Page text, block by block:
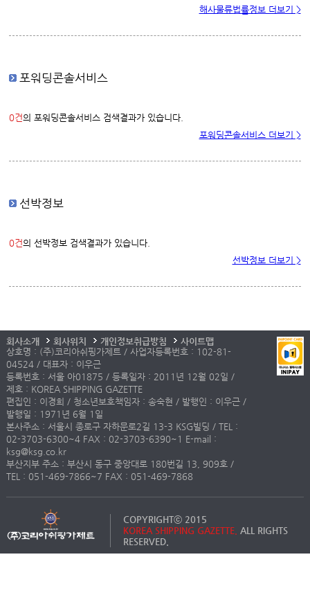
해사물류법률정보 더보기 >
포워딩콘솔서비스
0건 의 포워딩콘솔서비스 검색결과가 있습니다.
포워딩콘솔서비스 더보기 >
선박정보
0건 의 선박정보 검색결과가 있습니다.
선박정보 더보기 >
회사소개 회사위치 개인정보취급방침
사이트맵
상호명 : (주)코리아쉬핑가제트 / 사업자등록번호 : 102-81-
04524 / 대표자 : 이우근
등록번호 : 서울 아01875 / 등록일자 : 2011년 12월 02일 /
제호 : KOREA SHIPPING GAZETTE
편집인 : 이경희 / 청소년보호책임자 : 송숙현 / 발행인 : 이우근 /
발행일 : 1971년 6월 1일
본사주소 : 서울시 종로구 자하문로2길 13-3 KSG빌딩 / TEL :
02-3703-6300~4 FAX : 02-3703-6390~1 E-mail :
ksg@ksg.co.kr
부산지부 주소 : 부산시 동구 중앙대로 180번길 13, 909호 /
TEL : 051-469-7866~7 FAX : 051-469-7868
COPYRIGHTⓒ 2015
KOREA SHIPPING GAZETTE. ALL RIGHTS
RESERVED.